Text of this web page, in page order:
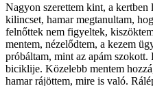
Nagyon szerettem kint, a
kilincset, hamar megtanultam,
felnőttek nem figyeltek,
mentem, nézelődtem, a kezem
próbáltam, mint az apám
biciklije. Közelebb mentem
hamar rájöttem, mire is való.